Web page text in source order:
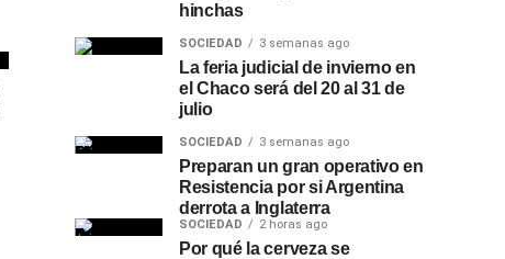
hinchas
SOCIEDAD 3 semanas ago
La feria judicial de invierno en
el Chaco será del 20 al 31 de
julio
SOCIEDAD 3 semanas ago
Preparan un gran operativo en
Resistencia por si Argentina
derrota a Inglaterra
SOCIEDAD 2 horas ago
Por qué la cerveza se